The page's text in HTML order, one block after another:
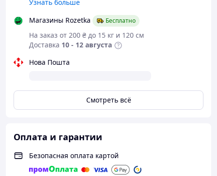
• Тонкий котон отличного качества
• Удобная посадка и современный крой
Эти школьные брюки для мальчика станут отличной
базовой вещью в гардеробе подростка. Модель
прекрасно подходит для школы, повседневной носки,
прогулок и праздников.
Узнать больше
Магазины Rozetka
Бесплатно
На заказ от 200 ₴ до 15 кг и 120 см
Доставка 10 - 12 августа
Нова Пошта
Смотреть всё
Оплата и гарантии
Безопасная оплата картой